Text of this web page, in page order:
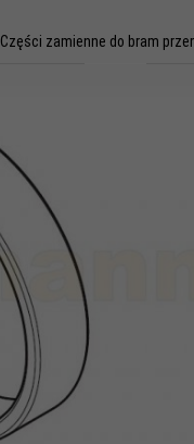
Części zamienne do bram